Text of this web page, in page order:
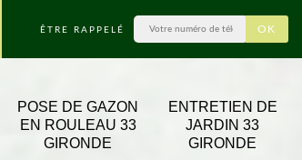
ÊTRE RAPPELÉ
POSE DE GAZON
EN ROULEAU 33
GIRONDE
ENTRETIEN DE
JARDIN 33
GIRONDE